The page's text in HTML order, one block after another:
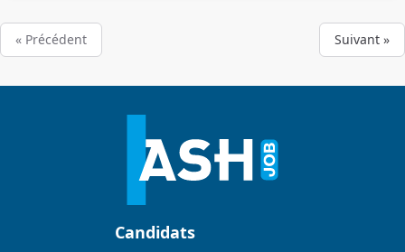
« Précédent Suivant »
Candidats